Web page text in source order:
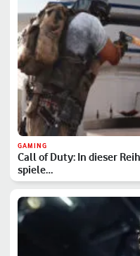
GAMING
Call of Duty: In dieser
spiele…